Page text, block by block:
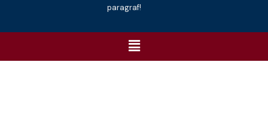
paragraf!
Menu